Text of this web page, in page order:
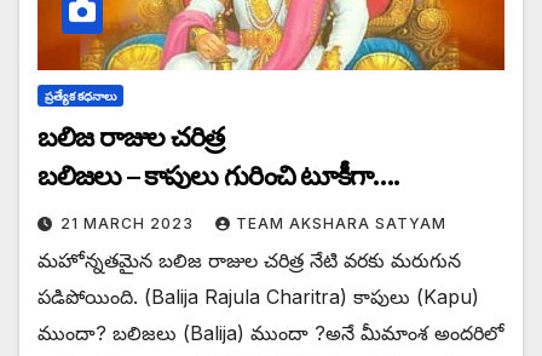
ప్రత్యేక కధనాలు
బలిజ రాజుల చరిత్ర
బలిజలు – కాపులు గురించి టూకీగా….
21 MARCH 2023 TEAM AKSHARA SATYAM
మహోన్నతమైన బలిజ రాజుల చరిత్ర నేటి వరకు మరుగున
పడిపోయింది. (Balija Rajula Charitra) కాపులు (Kapu)
ముందా? బలిజలు (Balija) ముందా ?అనే మీమాంశ అందరిలో